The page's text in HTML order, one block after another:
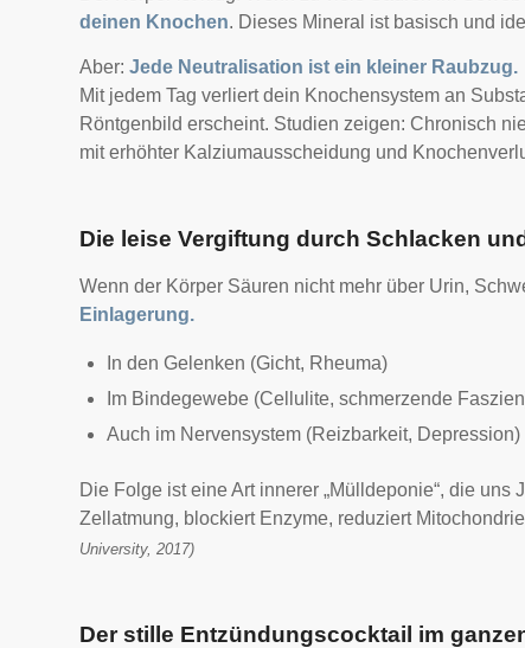
deinen Knochen. Dieses Mineral ist basisch und
Aber: Jede Neutralisation ist ein kleiner Raubzug.
Mit jedem Tag verliert dein Knochensystem an
Röntgenbild erscheint. Studien zeigen: Chronisch
mit erhöhter Kalziumausscheidung und
Die leise Vergiftung durch Schlacken
Wenn der Körper Säuren nicht mehr über Urin,
Einlagerung.
In den Gelenken (Gicht, Rheuma)
Im Bindegewebe (Cellulite, schmerzende
Auch im Nervensystem (Reizbarkeit, Depression)
Die Folge ist eine Art innerer „Mülldeponie“, die
Zellatmung, blockiert Enzyme, reduziert
University, 2017)
Der stille Entzündungscocktail im